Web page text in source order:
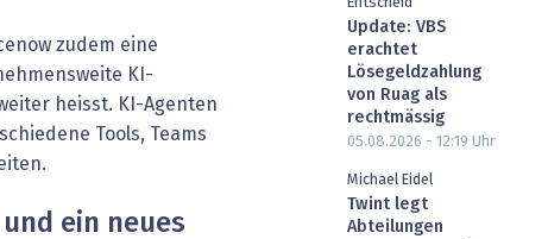
zudem eine
KI-
heisst. KI-Agenten
Tools, Teams
ein neues
Entscheid
Update: VBS
erachtet
Lösegeldzahlung
von Ruag als
rechtmässig
05.08.2026 - 12:19 Uhr
Michael Eidel
Twint legt
Abteilungen